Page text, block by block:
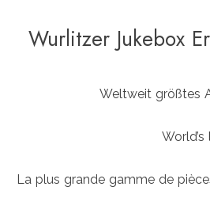
Wurlitzer Jukebox
Weltweit größtes
La plus grande gamme de